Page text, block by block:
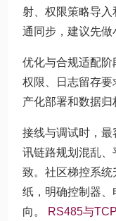
射、权限策略导
通同步，建议先做
优化与合规适配
权限、日志留存要
产化部署和数据归
接线与调试时，最
讯链路规划混乱
致。社区梯控系统
纸，明确控制器
向。
RS485与